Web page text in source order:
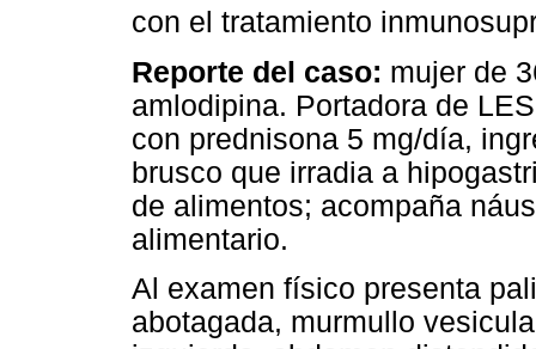
con el tratamiento
Reporte del caso: mujer de
amlodipina. Portadora de
con prednisona 5 mg/día,
brusco que irradia a
de alimentos; acompaña
alimentario.
Al examen físico presenta
abotagada, murmullo